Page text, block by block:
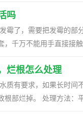
要立刻浇水，并且要避
查一下根部的情况，
钱树能够很好的生长，
质，但烂根后的植株
了。将它直立放到新
的更紧密一些。上盆后
吗
霉了，需要把发霉的部
千万不能用手直接接
发白，没有霉烂为止。 3、晾种
到新鲜的切口完全风
能活吗 风信子根部发霉
烂根怎么处理
部烂掉。 处理方法：